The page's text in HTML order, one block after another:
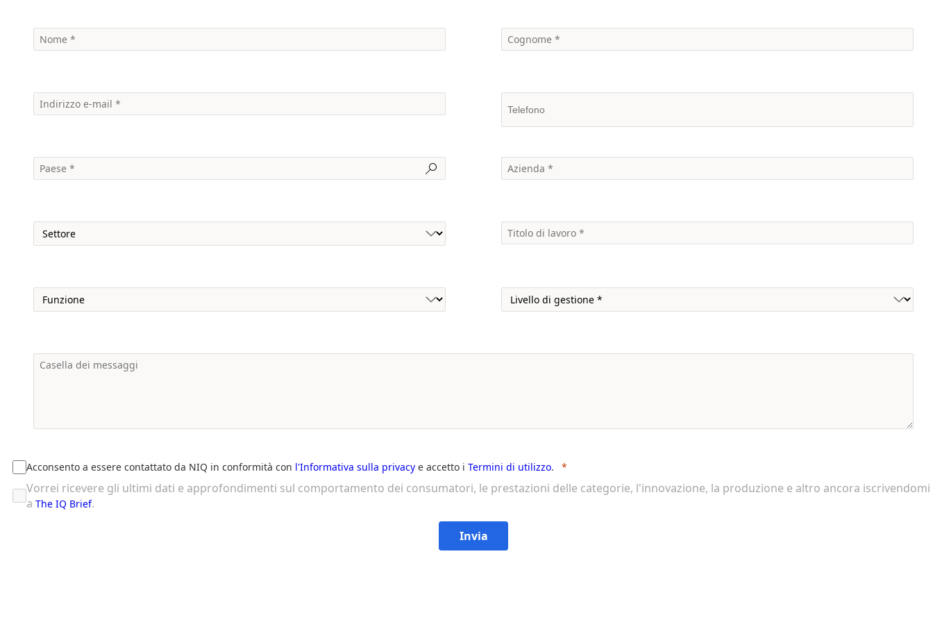
Acconsento a essere contattato da NIQ in conformità con l'Informativa sulla privacy e accetto i Termini di utilizzo.
Vorrei ricevere gli ultimi dati e approfondimenti sul comportamento dei consumatori, le prestazioni delle categorie, l'innovazione, la produzione e altro ancora iscrivendomi
a The IQ Brief.
Invia